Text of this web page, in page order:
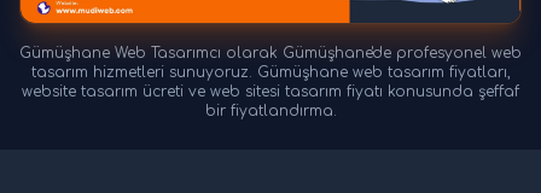
Gümüşhane Web Tasarımcı olarak Gümüşhane'de profesyonel web
tasarım hizmetleri sunuyoruz. Gümüşhane web tasarım fiyatları,
website tasarım ücreti ve web sitesi tasarım fiyatı konusunda şeffaf
bir fiyatlandırma.